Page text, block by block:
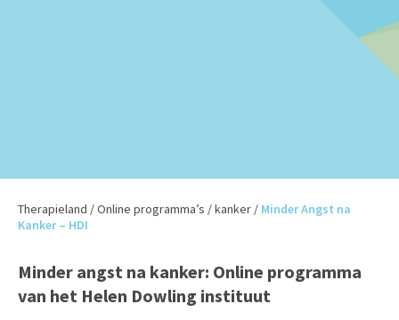
Therapieland /Online programma’s /kanker / Minder Angst na
Kanker – HDI
Minder angst na kanker: Online programma
van het Helen Dowling instituut